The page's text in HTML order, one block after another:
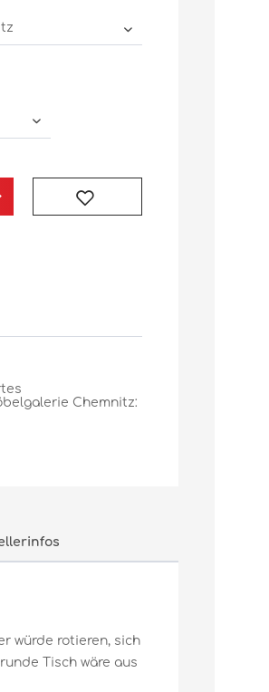
Chemnitz:
würde rotieren, sich
Tisch wäre aus